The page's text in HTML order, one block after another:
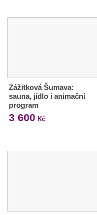
Zážitková Šumava:
sauna, jídlo i animační
program
3 600 Kč